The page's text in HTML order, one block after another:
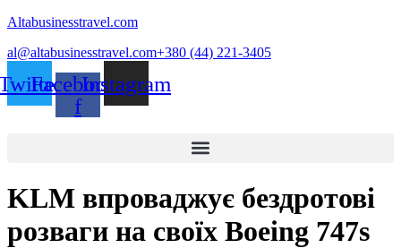
Altabusinesstravel.com
al@altabusinesstravel.com+380 (44) 221-3405
Facebook-
f
Instagram
KLM впроваджує бездротові
розваги на своїх Boeing 747s